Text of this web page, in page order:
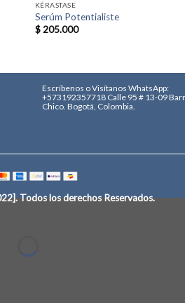
KÉRASTASE
Serúm Potentialiste
$205.000
Escríbenos o Visítanos WhatsApp:
+573192357718 Calle 95 # 13-09
Chico. Bogotá, Colombia.
. Todos los derechos Reservados.